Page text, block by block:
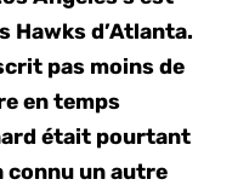
Hawks d’Atlanta.
pas moins de
en temps
était pourtant
connu un autre